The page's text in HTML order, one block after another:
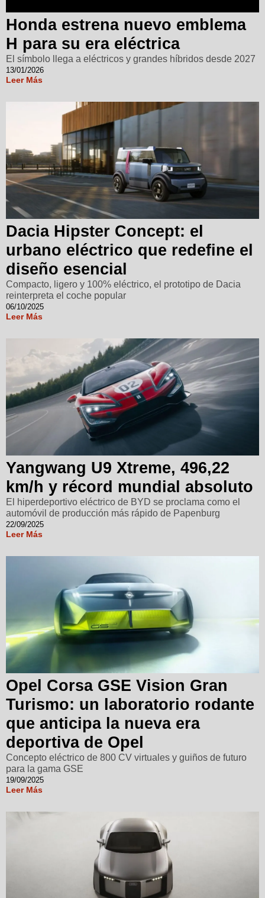
Honda estrena nuevo emblema
H para su era eléctrica
El símbolo llega a eléctricos y grandes híbridos desde 2027
13/01/2026
Leer Más
Dacia Hipster Concept: el
urbano eléctrico que redefine el
diseño esencial
Compacto, ligero y 100% eléctrico, el prototipo de Dacia
reinterpreta el coche popular
06/10/2025
Leer Más
Yangwang U9 Xtreme, 496,22
km/h y récord mundial absoluto
El hiperdeportivo eléctrico de BYD se proclama como el
automóvil de producción más rápido de Papenburg
22/09/2025
Leer Más
Opel Corsa GSE Vision Gran
Turismo: un laboratorio rodante
que anticipa la nueva era
deportiva de Opel
Concepto eléctrico de 800 CV virtuales y guiños de futuro
para la gama GSE
19/09/2025
Leer Más